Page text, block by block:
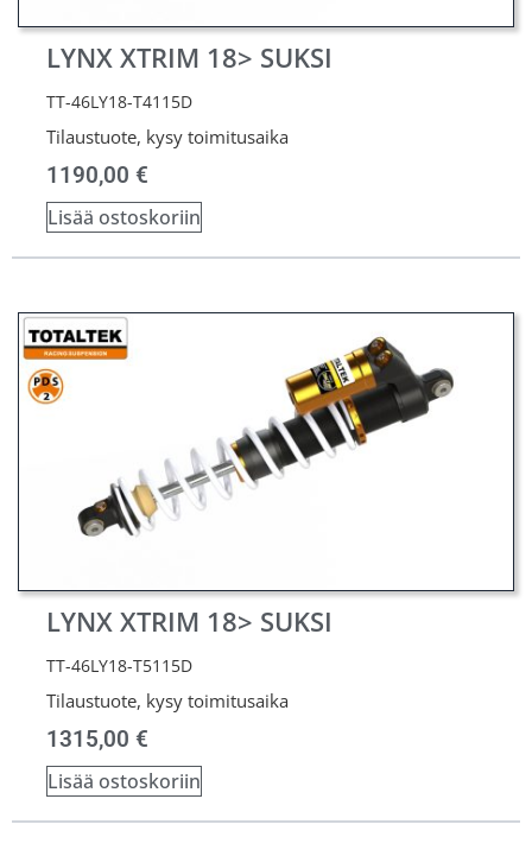
LYNX XTRIM 18> SUKSI
TT-46LY18-T4115D
Tilaustuote, kysy toimitusaika
1190,00 €
Lisää ostoskoriin
LYNX XTRIM 18> SUKSI
TT-46LY18-T5115D
Tilaustuote, kysy toimitusaika
1315,00 €
Lisää ostoskoriin